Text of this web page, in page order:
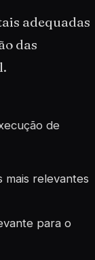
adequadas
das
de
mais relevantes
para o